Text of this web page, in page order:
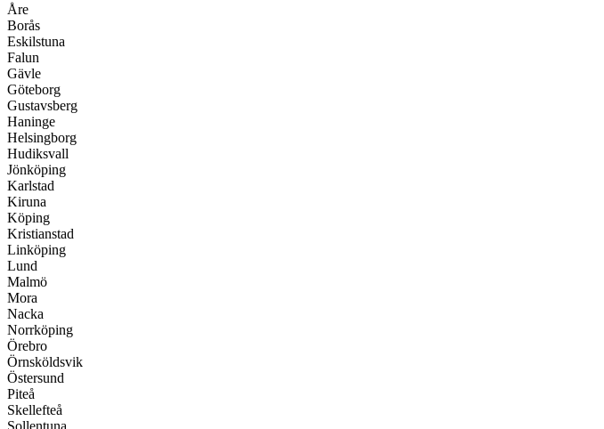
Åre
Borås
Eskilstuna
Falun
Gävle
Göteborg
Gustavsberg
Haninge
Helsingborg
Hudiksvall
Jönköping
Karlstad
Kiruna
Köping
Kristianstad
Linköping
Lund
Malmö
Mora
Nacka
Norrköping
Örebro
Örnsköldsvik
Östersund
Piteå
Skellefteå
Sollentuna